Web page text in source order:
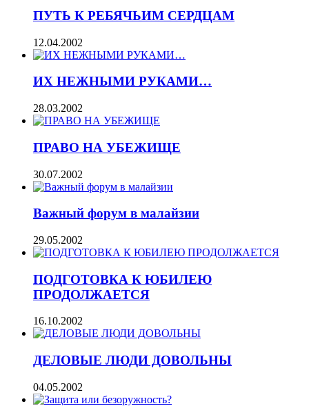
ПУТЬ К РЕБЯЧЬИМ СЕРДЦАМ
12.04.2002
ИХ НЕЖНЫМИ РУКАМИ…
28.03.2002
ПРАВО НА УБЕЖИЩЕ
30.07.2002
Важный форум в малайзии
29.05.2002
ПОДГОТОВКА К ЮБИЛЕЮ
ПРОДОЛЖАЕТСЯ
16.10.2002
ДЕЛОВЫЕ ЛЮДИ ДОВОЛЬНЫ
04.05.2002